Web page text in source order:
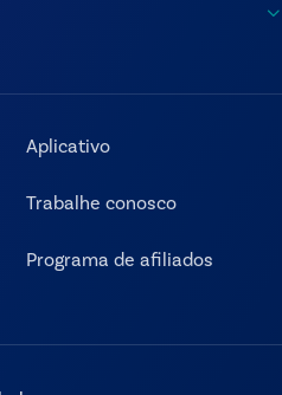
Aplicativo
Trabalhe conosco
Programa de afiliados